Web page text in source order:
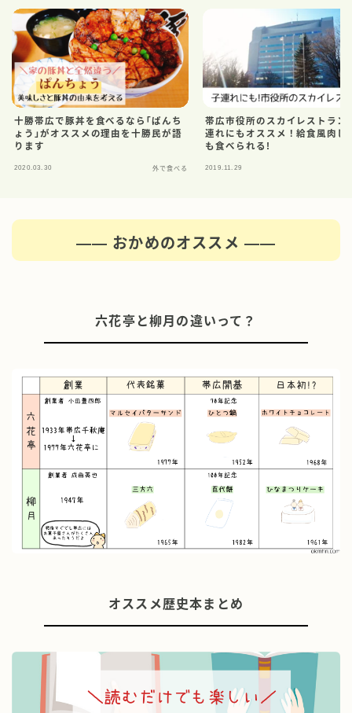
十勝帯広で豚丼を食べるなら｢ぱんち
ょう｣がオススメの理由を十勝民が語
ります
2020.03.30 外で食べる
帯広市役所のスカイレストラン
連れにもオススメ！給食風肉じ
も食べられる!
2019.11.29
―― おかめのオススメ ――
六花亭と柳月の違いって？
オススメ歴史本まとめ